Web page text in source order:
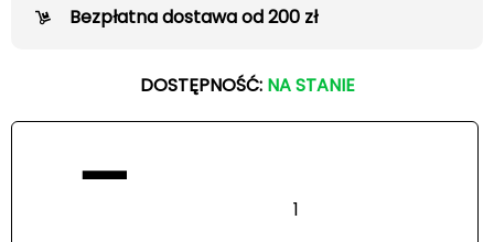
Bezpłatna dostawa od 200 zł
DOSTĘPNOŚĆ: NA STANIE
−